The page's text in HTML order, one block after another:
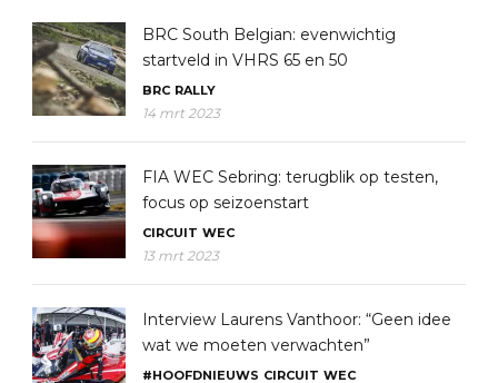
BRC South Belgian: evenwichtig
startveld in VHRS 65 en 50
BRC RALLY
14 mrt 2023
FIA WEC Sebring: terugblik op testen,
focus op seizoenstart
CIRCUIT WEC
13 mrt 2023
Interview Laurens Vanthoor: “Geen idee
wat we moeten verwachten”
#HOOFDNIEUWS CIRCUIT WEC